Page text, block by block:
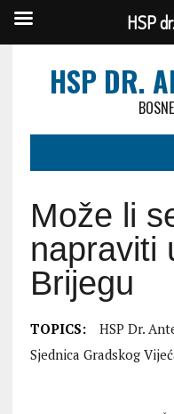
HSP DR.
Može li
napraviti
Brijegu
TOPICS:
HSP Dr.
Sjednica Gradskog
HSP